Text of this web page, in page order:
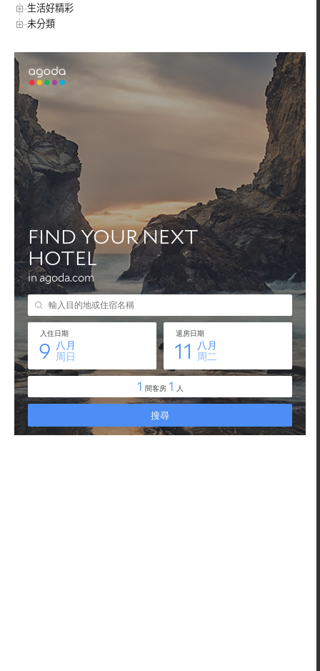
生活好精彩
未分類